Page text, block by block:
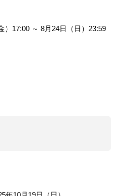
）17:00 ～ 8月24日（日）23:59